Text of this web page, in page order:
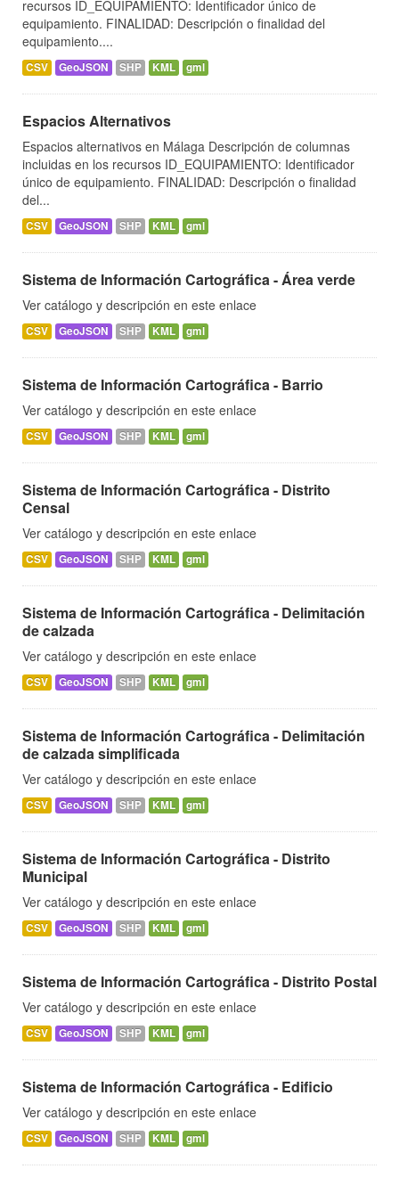
recursos ID_EQUIPAMIENTO: Identificador único de
equipamiento. FINALIDAD: Descripción o finalidad del
equipamiento....
CSV GeoJSON SHP KML gml
Espacios Alternativos
Espacios alternativos en Málaga Descripción de columnas
incluidas en los recursos ID_EQUIPAMIENTO: Identificador
único de equipamiento. FINALIDAD: Descripción o finalidad
del...
CSV GeoJSON SHP KML gml
Sistema de Información Cartográfica - Área verde
Ver catálogo y descripción en este enlace
CSV GeoJSON SHP KML gml
Sistema de Información Cartográfica - Barrio
Ver catálogo y descripción en este enlace
CSV GeoJSON SHP KML gml
Sistema de Información Cartográfica - Distrito
Censal
Ver catálogo y descripción en este enlace
CSV GeoJSON SHP KML gml
Sistema de Información Cartográfica - Delimitación
de calzada
Ver catálogo y descripción en este enlace
CSV GeoJSON SHP KML gml
Sistema de Información Cartográfica - Delimitación
de calzada simplificada
Ver catálogo y descripción en este enlace
CSV GeoJSON SHP KML gml
Sistema de Información Cartográfica - Distrito
Municipal
Ver catálogo y descripción en este enlace
CSV GeoJSON SHP KML gml
Sistema de Información Cartográfica - Distrito Postal
Ver catálogo y descripción en este enlace
CSV GeoJSON SHP KML gml
Sistema de Información Cartográfica - Edificio
Ver catálogo y descripción en este enlace
CSV GeoJSON SHP KML gml